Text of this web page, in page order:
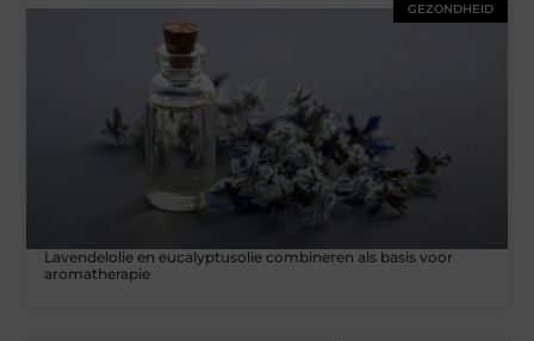
GEZONDHEID
Lavendelolie en eucalyptusolie combineren als basis voor
aromatherapie